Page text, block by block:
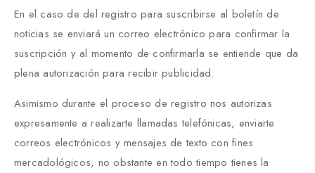
En el caso de del registro para suscribirse al boletín de
noticias se enviará un correo electrónico para confirmar la
suscripción y al momento de confirmarla se entiende que da
plena autorización para recibir publicidad.
Asimismo durante el proceso de registro nos autorizas
expresamente a realizarte llamadas telefónicas, enviarte
correos electrónicos y mensajes de texto con fines
mercadológicos, no obstante en todo tiempo tienes la